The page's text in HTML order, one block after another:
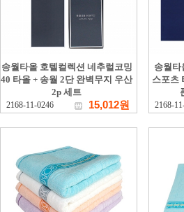
송월타올 호텔컬렉션 네추럴코밍
40 타올 + 송월 2단 완벽무지 우산
2p 세트
2168-11-0246 15,012원
송월타
스포츠
2168-